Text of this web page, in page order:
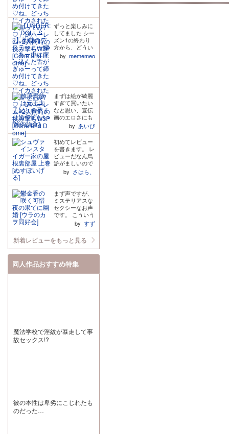
なども入ってい
るのがリアル
で、少し狂愛の
ようなものも感
じました。 主水
Ashさんのママ
1シーズンから
関係性が少し進
んでいるのが伝
わってきて嬉し
かったです。 ま
た、えっちなシ
1シーズン導入
編とは違う組み
合わせでの挟み
撃ちえっち最高
でした!! 特に、
レンとのやりと
りでのアオイく
んのワガママ末
っ子ぶりがめち
ゃくちゃかわい
かった…!! これ
から順次発売さ
れる各メンバー
のお話を聞くの
が、今から本当
に楽しみです!!
ずっと楽しみに
してました シー
ズン1の終わり
方から、どうい
う風に展開され
ていくんだろう
楽しく聴き終わ
りました 全員で
遊園地へ行くと
のことで、より
彼らのプライベ
ートな姿が沢山
見られて嬉しい
です シーズン1
の時とは組み合
わせの違うペア
のシーンはこの
2人がやり取り
するとこんな感
じなんだと新鮮
さがあり、カイ
くん×シオンさ
んの一見真反対
なペアのちょっ
とケンカっぽい
やり取りが可愛
らしかったで
す。えっちなシ
ーンでは2人が
仲良くなるお手
伝いとの事で人
肌脱ぐマネージ
ャーさんです
り煽られてるシ
どもめろい… テ
by mememeo
まずは絵が綺麗
すぎて買いたい
なと思い、宣伝
画のエロさにも
惹かれて購入し
たら、それを遥
かに超えるスト
ーリーの良さで
した。このペー
ジ数ですが、普
通に大満足で、
買って大正解。
は全く思ってい
なかったので大
満足。みんなに
薦めたいです。
さらに目線の美
しさはなんなん
でしょう。男性
の表情も素敵で
ゾクゾクする
し、 とにもかく
にも絵が綺麗で
カラーもたくさ
by あいぴ
初めてレビュー
を書きます。 レ
ビューだなん烏
滸がましいので
すが、良かった
という感想だけ
どうしてもお伝
えしたくて。 た
だ屋根裏部屋で
の行為だけを切
り取って終わっ
ても良さそうな
のに、きちんと
こまでの流れも
しっかりと物語
として読めたの
が良かったで
す。 これからの
としてもっとも
っと読ませて頂
描き込まれてい
らっしゃるだろ
by さはら、
まず声ですが、
ミステリアスな
セクシーなお声
です。 こういう
ドラマcdは冒頭
を短くして、性
行為をメインに
なることが多い
のですが、こち
なストーリーと
なっており、物
るのは分かりま
す。 先生は常に
by すず
新着レビューをもっと見る
同人作品おすすめ特集
魔法学校で淫紋が暴走して事
故セックス!?
彼の本性は卑劣にこじれたも
のだった…